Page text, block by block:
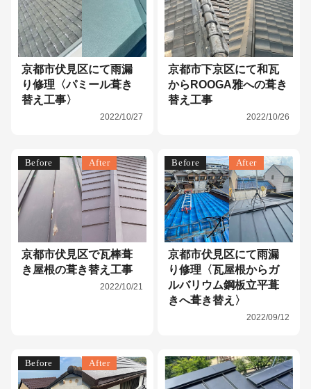
京都市伏見区にて雨漏
り修理〈パミール葺き
替え工事〉
2022/10/27
京都市下京区にて和瓦
からROOGA雅への葺き
替え工事
2022/10/26
Before After
京都市伏見区で瓦棒葺
き屋根の葺き替え工事
2022/10/21
Before After
京都市伏見区にて雨漏
り修理〈瓦屋根からガ
ルバリウム鋼板立平葺
きへ葺き替え〉
2022/09/12
Before After